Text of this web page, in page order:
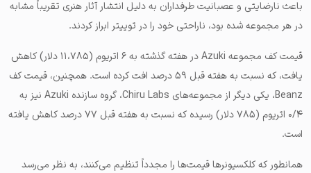
باعث نارضایتی و عصبانیت طرفداران به دلیل انتشار آثار هنری تقریباً مشابه
در هر مجموعه شده بود، ناراحتی خود را در توییتر ابراز کردند.
قیمت کف مجموعه Azuki در هفته گذشته به ۶ اتریوم (۱۱،۷۸۵ دلار) کاهش
یافت، که نسبت به هفته قبل ۵۹ درصد افت کرده است. همچنین، قیمت کف
Beanz، یکی دیگر از مجموعه‌های Chiru Labs، گروه سازنده Azuki نیز به
۰/۴ اتریوم (۷۸۵ دلار) رسیده که نسبت به هفته قبل ۷۷ درصد کاهش یافته
است.
همانطور که کلکسیونرها قیمت‌ها را مجدداً تنظیم می‌کنند، به نظر می‌رسد